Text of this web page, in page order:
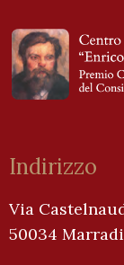
Indirizzo
Via
50034